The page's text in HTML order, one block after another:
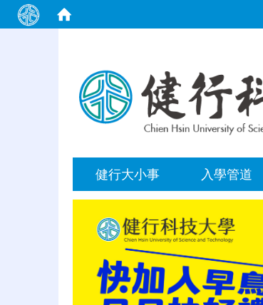
健行大小事 入學管道